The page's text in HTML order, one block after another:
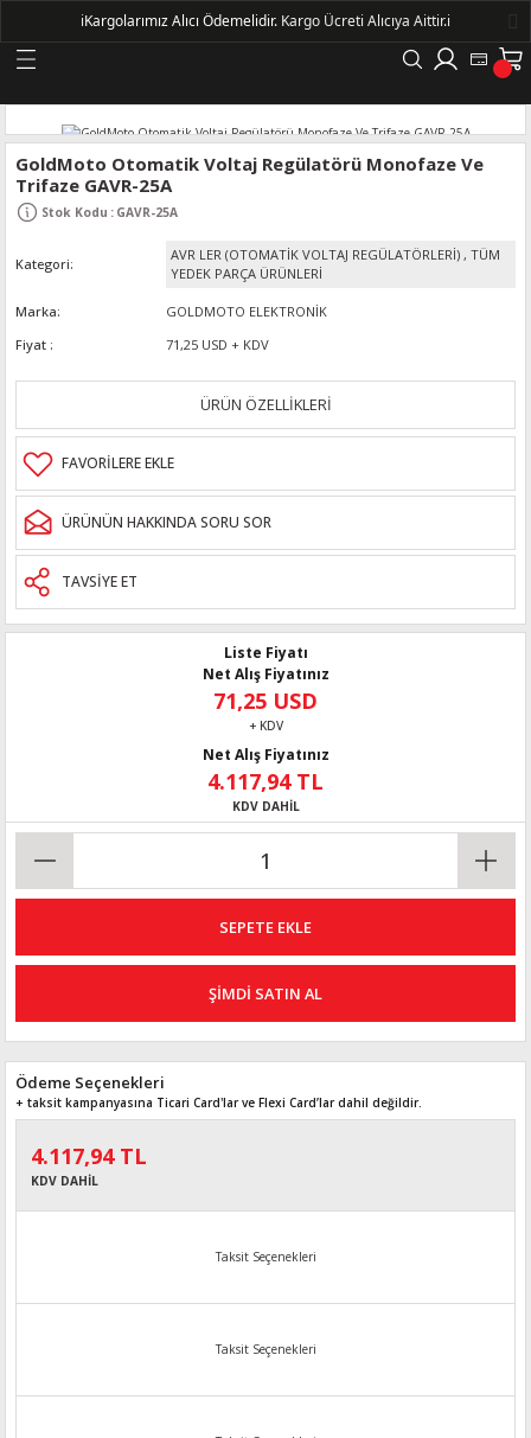
Geri Dön
GoldMoto Otomatik Voltaj Regülatörü Monofaze Ve
Trifaze GAVR-25A
Stok Kodu : GAVR-25A
Kategori
AVR LER (OTOMATİK VOLTAJ REGÜLATÖRLERİ) , TÜM
YEDEK PARÇA ÜRÜNLERİ
Marka
GOLDMOTO ELEKTRONİK
Fiyat
71,25 USD + KDV
ÜRÜN ÖZELLİKLERİ
ÜRÜNÜN HAKKINDA SORU SOR
TAVSİYE ET
Liste Fiyatı
Net Alış Fiyatınız
71,25 USD
+ KDV
Net Alış Fiyatınız
4.117,94 TL
KDV DAHİL
SEPETE EKLE
ŞİMDİ SATIN AL
Ödeme Seçenekleri
+ taksit kampanyasına Ticari Card'lar ve Flexi Card’lar dahil değildir.
4.117,94 TL
KDV DAHİL
Taksit Seçenekleri
Taksit Seçenekleri
ℹ️Kargolarımız Alıcı Ödemelidir. Kargo Ücreti Alıcıya Aittir.ℹ️